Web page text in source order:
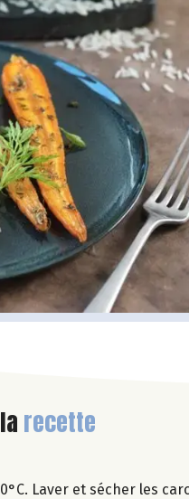
recette
Laver et sécher les